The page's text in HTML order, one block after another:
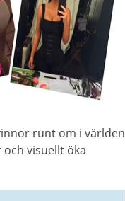
runt om i världen
visuellt öka